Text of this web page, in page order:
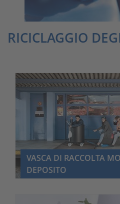
RICICLAGGIO
VASCA DI RACCOLTA
DEPOSITO